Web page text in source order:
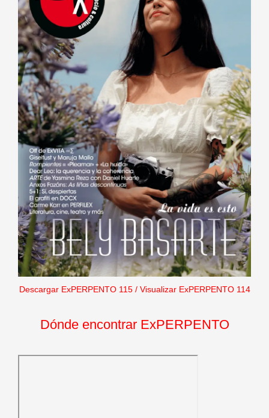
Descargar ExPERPENTO 115/ Visualizar ExPERPENTO 114
Dónde encontrar ExPERPENTO